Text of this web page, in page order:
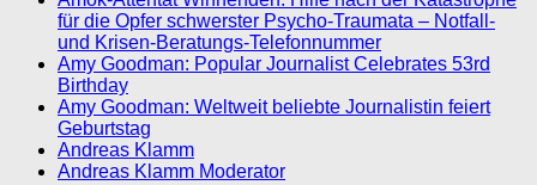
für die Opfer schwerster Psycho-Traumata – Notfall-
und Krisen-Beratungs-Telefonnummer
Amy Goodman: Popular Journalist Celebrates 53rd
Birthday
Amy Goodman: Weltweit beliebte Journalistin feiert
Geburtstag
Andreas Klamm
Andreas Klamm Moderator